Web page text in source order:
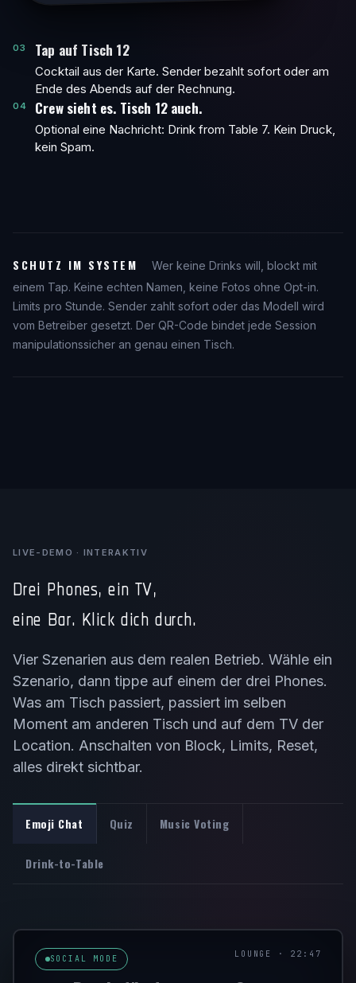
03 Tap auf Tisch 12
Cocktail aus der Karte. Sender bezahlt sofort oder am
Ende des Abends auf der Rechnung.
04 Crew sieht es. Tisch 12 auch.
Optional eine Nachricht: Drink from Table 7. Kein Druck,
kein Spam.
SCHUTZ IM SYSTEM
Wer keine Drinks will, blockt mit
einem Tap. Keine echten Namen, keine Fotos ohne Opt-in.
Limits pro Stunde. Sender zahlt sofort oder das Modell wird
vom Betreiber gesetzt. Der QR-Code bindet jede Session
manipulationssicher an genau einen Tisch.
LIVE-DEMO · INTERAKTIV
Drei Phones, ein TV,
eine Bar. Klick dich durch.
Vier Szenarien aus dem realen Betrieb. Wähle ein
Szenario, dann tippe auf einem der drei Phones.
Was am Tisch passiert, passiert im selben
Moment am anderen Tisch und auf dem TV der
Location. Anschalten von Block, Limits, Reset,
alles direkt sichtbar.
Emoji Chat Quiz Music Voting
Drink-to-Table
SOCIAL MODE LOUNGE · 22:47